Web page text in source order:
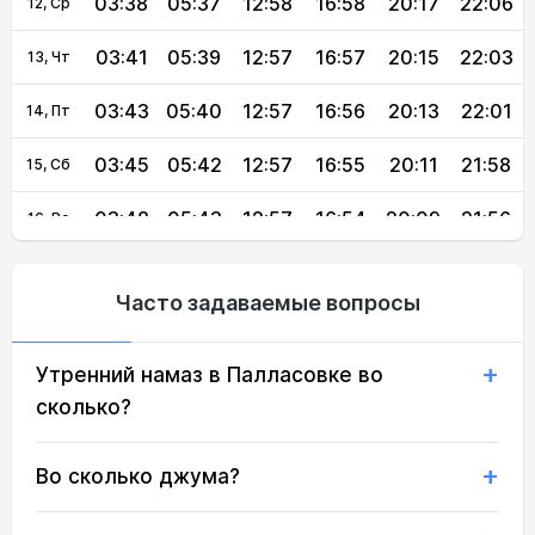
13, Чт 03:41 05:39 12:57 16:57 20:15 22:03
14, Пт 03:43 05:40 12:57 16:56 20:13 22:01
15, Сб 03:45 05:42 12:57 16:55 20:11 21:58
16, Вс 03:48 05:43 12:57 16:54 20:09 21:56
19, Ср 03:55 05:48 12:56 16:51 21:48
21, Пт 03:59 05:51 21:42
Часто задаваемые вопросы
Утренний намаз в Палласовке во
сколько?
Во сколько джума?